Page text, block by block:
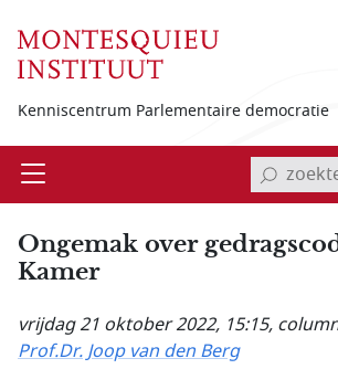
Kenniscentrum Parlementaire democratie
Open
Ongemak over
Kamer
vrijdag 21 oktober 2022, 15:15,
Prof.Dr. Joop van den Berg